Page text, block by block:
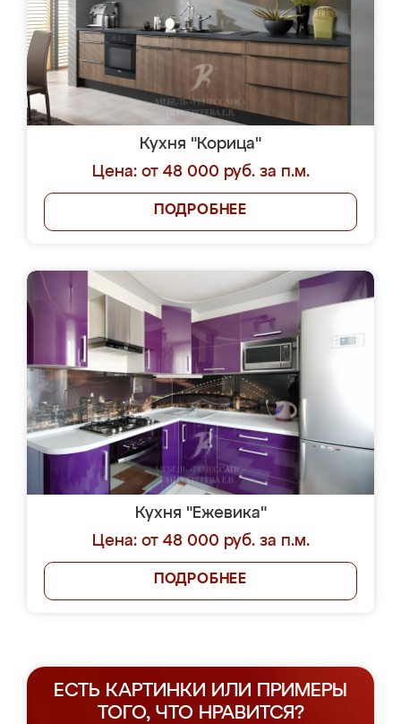
Кухня "Корица"
Цена: от 48 000 руб. за п.м.
ПОДРОБНЕЕ
Кухня "Ежевика"
Цена: от 48 000 руб. за п.м.
ПОДРОБНЕЕ
ЕСТЬ КАРТИНКИ ИЛИ ПРИМЕРЫ
ТОГО, ЧТО НРАВИТСЯ?